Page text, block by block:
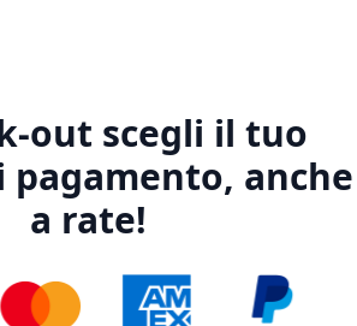
out scegli il tuo
pagamento, anche
a rate!